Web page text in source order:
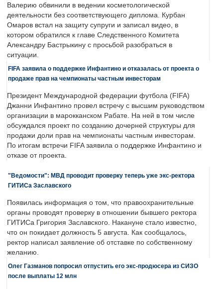
Валерию обвинили в ведении косметологической
деятельности без соответствующего диплома. Курбан
Омаров встал на защиту супруги и записал видео, в
котором обратился к главе Следственного Комитета
Александру Бастрыкину с просьбой разобраться в
ситуации.
FIFA заявила о поддержке Инфантино и отказалась от проекта о
продаже прав на чемпионаты частным инвесторам
Президент Международной федерации футбола (FIFA)
Джанни Инфантино провел встречу с высшим руководством
организации в марокканском Рабате. На ней в том числе
обсуждался проект по созданию дочерней структуры для
продажи доли прав на чемпионаты частным инвесторам.
По итогам встречи FIFA заявила о поддержке Инфантино и
отказе от проекта.
"Ведомости": МВД проводит проверку теперь уже экс-ректора
ГИТИСа Заславского
Появилась информация о том, что правоохранительные
органы проводят проверку в отношении бывшего ректора
ГИТИСа Григория Заславского. Накануне стало известно,
что он покидает должность 5 августа. Как сообщалось,
ректор написал заявление об отставке по собственному
желанию.
Олег Газманов попросил отпустить его экс-продюсера из СИЗО
после выплаты 12 млн